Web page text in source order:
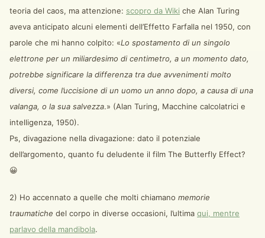
teoria del caos, ma attenzione: scopro da Wiki che Alan Turing
aveva anticipato alcuni elementi dell’Effetto Farfalla nel 1950, con
parole che mi hanno colpito: «Lo spostamento di un singolo
elettrone per un miliardesimo di centimetro, a un momento dato,
potrebbe significare la differenza tra due avvenimenti molto
diversi, come l’uccisione di un uomo un anno dopo, a causa di una
valanga, o la sua salvezza.» (Alan Turing, Macchine calcolatrici e
intelligenza, 1950).
Ps, divagazione nella divagazione: dato il potenziale
dell’argomento, quanto fu deludente il film The Butterfly Effect?
😀
2) Ho accennato a quelle che molti chiamano memorie
traumatiche del corpo in diverse occasioni, l’ultima qui, mentre
parlavo della mandibola.